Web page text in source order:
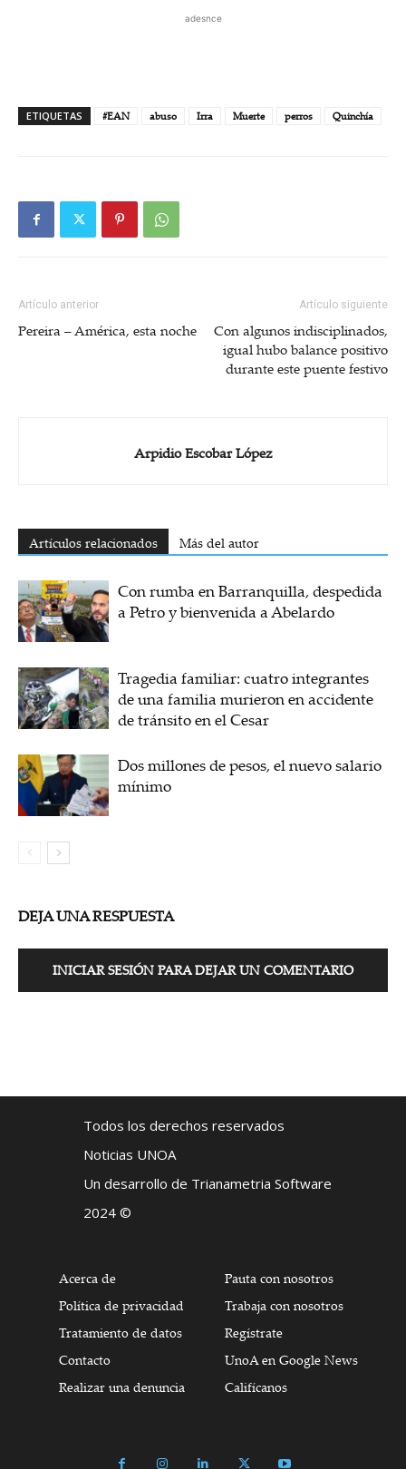
adesnce
ETIQUETAS #EAN abuso Irra Muerte perros Quinchía
Artículo anterior
Pereira – América, esta noche
Artículo siguiente
Con algunos indisciplinados,
igual hubo balance positivo
durante este puente festivo
Arpidio Escobar López
Artículos relacionados Más del autor
Con rumba en Barranquilla, despedida
a Petro y bienvenida a Abelardo
Tragedia familiar: cuatro integrantes
de una familia murieron en accidente
de tránsito en el Cesar
Dos millones de pesos, el nuevo salario
mínimo
DEJA UNA RESPUESTA
INICIAR SESIÓN PARA DEJAR UN COMENTARIO
Todos los derechos reservados
Noticias UNOA
Un desarrollo de Trianametria Software
2024 ©
Acerca de
Política de privacidad
Tratamiento de datos
Contacto
Realizar una denuncia
Pauta con nosotros
Trabaja con nosotros
Regístrate
UnoA en Google News
Califícanos